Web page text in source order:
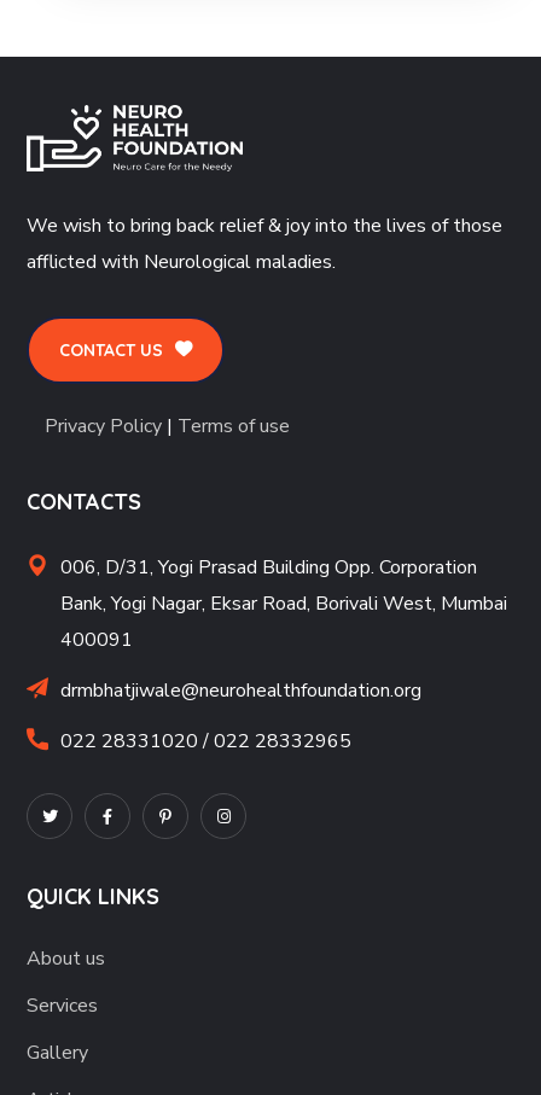
We wish to bring back relief & joy into the lives of those
afflicted with Neurological maladies.
CONTACT US
Privacy Policy | Terms of use
CONTACTS
006, D/31, Yogi Prasad Building Opp. Corporation
Bank, Yogi Nagar, Eksar Road, Borivali West, Mumbai
400091
drmbhatjiwale@neurohealthfoundation.org
022 28331020 / 022 28332965
QUICK LINKS
About us
Services
Gallery